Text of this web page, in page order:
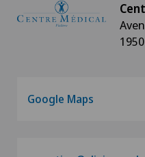
Google Maps